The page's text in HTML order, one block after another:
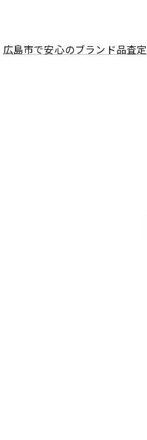
広島市で安心のブランド品査定